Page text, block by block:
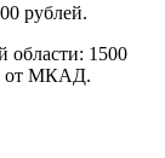
рублей.
области: 1500
от МКАД.